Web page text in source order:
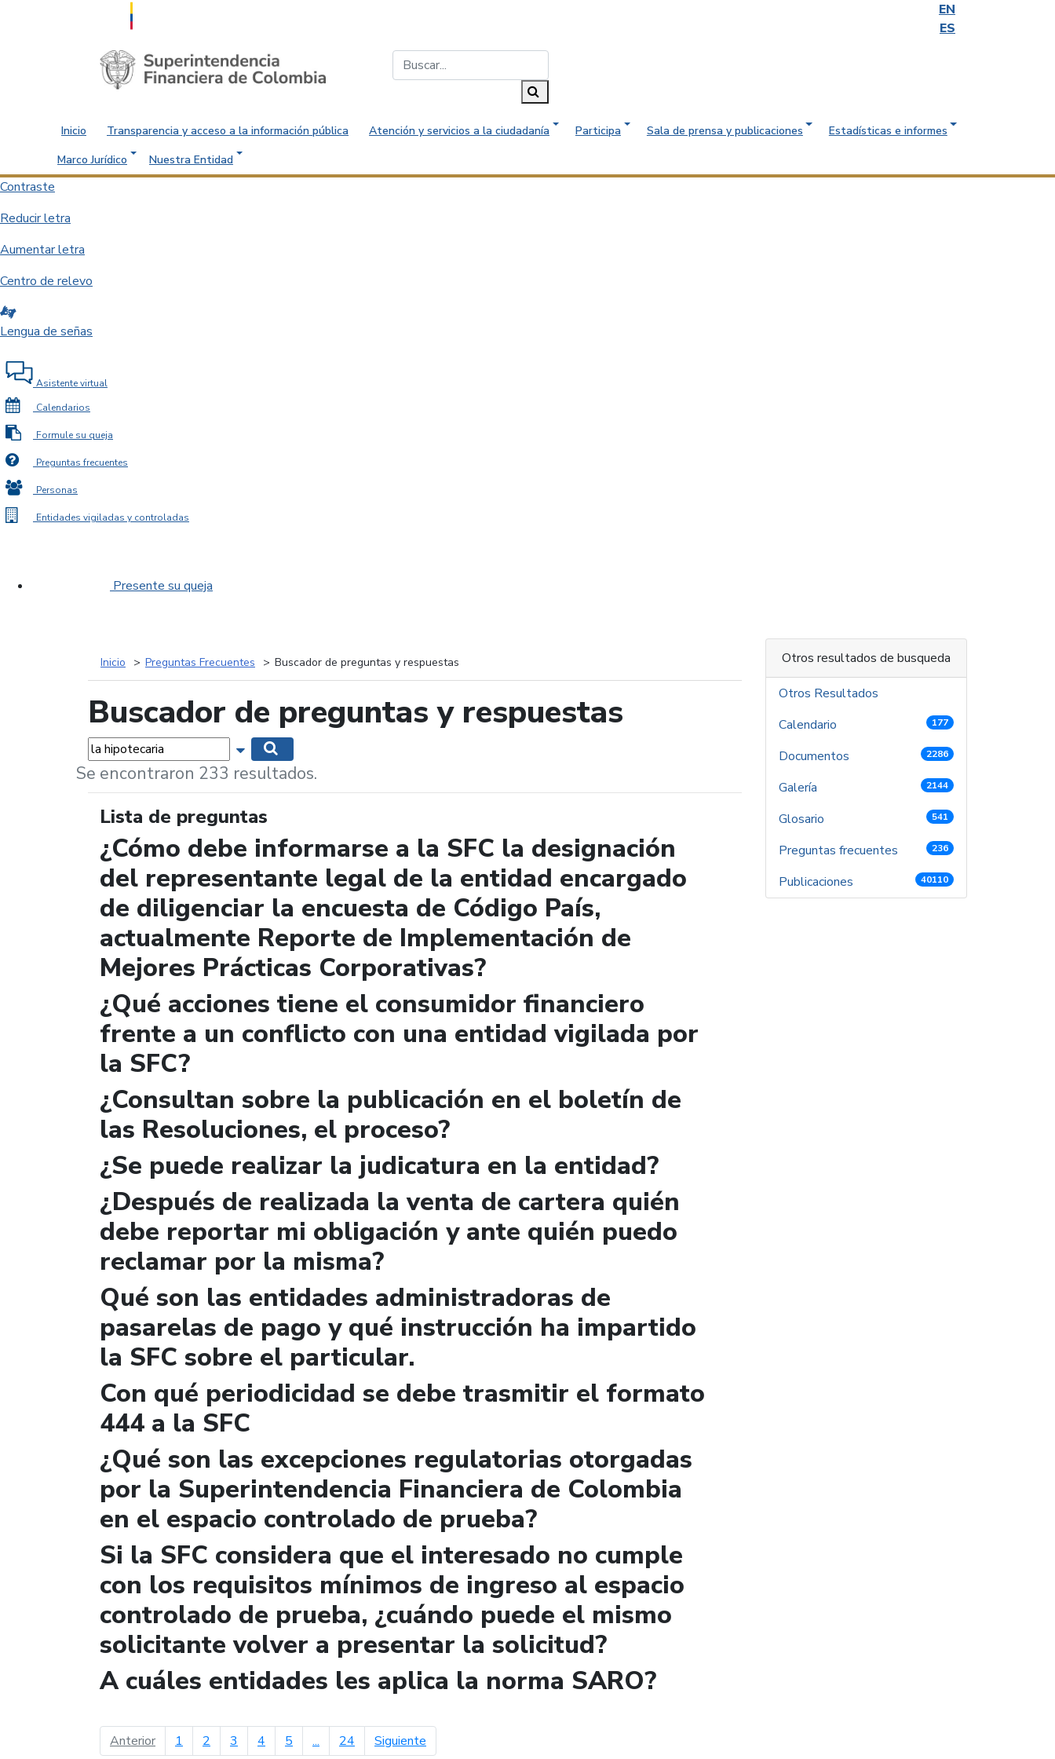
EN
ES
Saltar al contenido principal
Inicio Transparencia y acceso a la información pública Atención y servicios a la ciudadanía Participa Sala de prensa y publicaciones
Estadísticas e informes
Marco Jurídico
Nuestra Entidad
Contraste
Reducir letra
Aumentar letra
Centro de relevo
Lengua de señas
Asistente virtual
Calendarios
Formule su queja
Preguntas frecuentes
Personas
Entidades vigiladas y controladas
Presente su queja
Inicio Preguntas Frecuentes Buscador de preguntas y respuestas
Buscador de preguntas y respuestas
Palabras... Mostrar opciones de búsqueda
Se encontraron 233 resultados.
Lista de preguntas
¿Cómo debe informarse a la SFC la designación
del representante legal de la entidad encargado
de diligenciar la encuesta de Código País,
actualmente Reporte de Implementación de
Mejores Prácticas Corporativas?
¿Qué acciones tiene el consumidor financiero
frente a un conflicto con una entidad vigilada por
la SFC?
¿Consultan sobre la publicación en el boletín de
las Resoluciones, el proceso?
¿Se puede realizar la judicatura en la entidad?
¿Después de realizada la venta de cartera quién
debe reportar mi obligación y ante quién puedo
reclamar por la misma?
Qué son las entidades administradoras de
pasarelas de pago y qué instrucción ha impartido
la SFC sobre el particular.
Con qué periodicidad se debe trasmitir el formato
444 a la SFC
¿Qué son las excepciones regulatorias otorgadas
por la Superintendencia Financiera de Colombia
en el espacio controlado de prueba?
Si la SFC considera que el interesado no cumple
con los requisitos mínimos de ingreso al espacio
controlado de prueba, ¿cuándo puede el mismo
solicitante volver a presentar la solicitud?
A cuáles entidades les aplica la norma SARO?
Anteriorpágina anterior
1 2 3 4 5 ... 24 Siguiente
Otros resultados de busqueda
Otros Resultados
Calendario
177
Documentos 2286
Galería 2144
Glosario 541
Preguntas frecuentes 236
Publicaciones 40110